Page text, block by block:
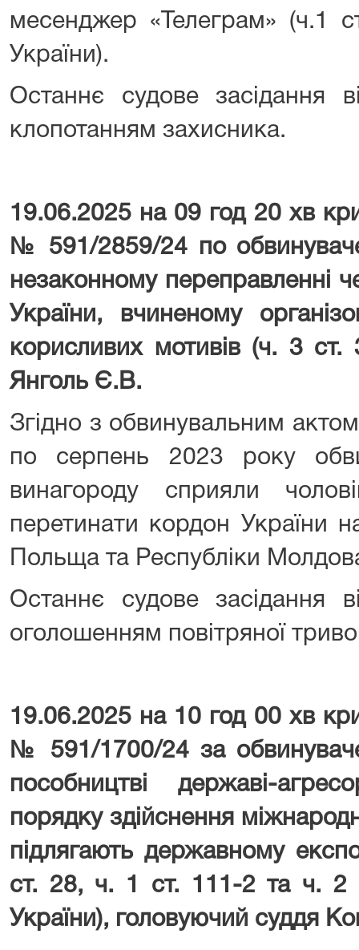
месенджер «Телеграм» (ч.1
України).
Останнє судове засідання
клопотанням захисника.
19.06.2025 на 09 год 20 хв
№ 591/2859/24 по
незаконному переправленні
України, вчиненому
корисливих мотивів (ч. 3
Янголь Є.В.
Згідно з обвинувальним
по серпень 2023 року
винагороду сприяли
перетинати кордон України
Польща та Республіки
Останнє судове засідання
оголошенням повітряної
19.06.2025 на 10 год 00 хв
№ 591/1700/24 за
пособництві державі-
порядку здійснення
підлягають державному
ст. 28, ч. 1 ст. 111-2 та ч.
України), головуючий суддя